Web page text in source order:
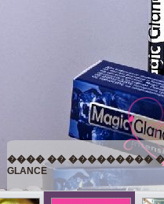
����� ����������
�������,
�������� � ����!